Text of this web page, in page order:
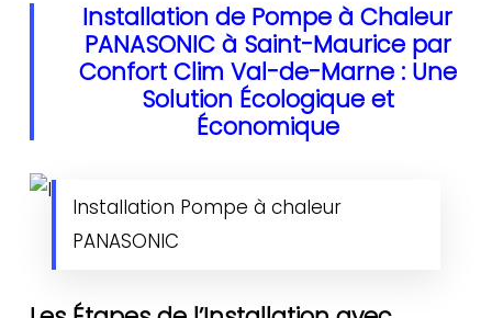
Installation de Pompe à Chaleur
PANASONIC à Saint-Maurice par
Confort Clim Val-de-Marne : Une
Solution Écologique et
Économique
Installation Pompe à chaleur
PANASONIC